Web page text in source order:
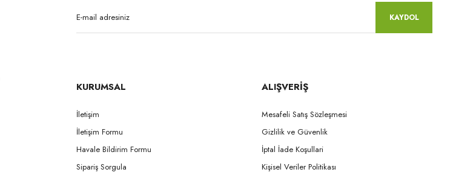
KAYDOL
KURUMSAL
İletişim
İletişim Formu
Havale Bildirim Formu
Sipariş Sorgula
ALIŞVERİŞ
Mesafeli Satış Sözleşmesi
Gizlilik ve Güvenlik
İptal İade Koşullari
Kişisel Veriler Politikası